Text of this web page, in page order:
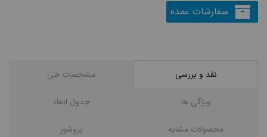
سفارشات عمده
نقد و بررسی مشخصات فنی
ویژگی ها جدول ابعاد
محصولات مشابه بروشور